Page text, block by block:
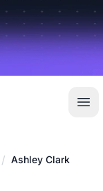
/ Ashley Clark